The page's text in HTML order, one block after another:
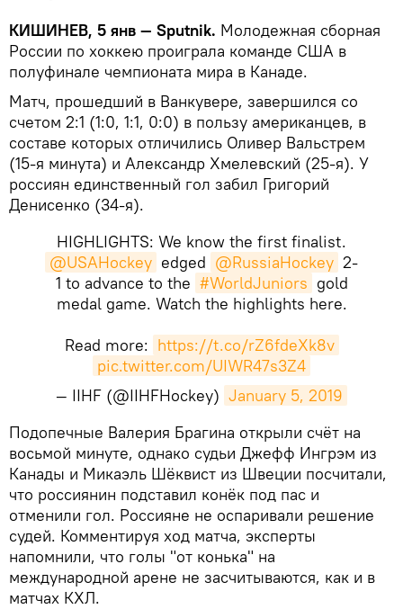
КИШИНЕВ, 5 янв — Sputnik. Молодежная сборная
России по хоккею проиграла команде США в
полуфинале чемпионата мира в Канаде.
Матч, прошедший в Ванкувере, завершился со
счетом 2:1 (1:0, 1:1, 0:0) в пользу американцев, в
составе которых отличились Оливер Вальстрем
(15-я минута) и Александр Хмелевский (25-я). У
россиян единственный гол забил Григорий
Денисенко (34-я).
HIGHLIGHTS: We know the first finalist.
@USAHockey edged @RussiaHockey 2-
1 to advance to the #WorldJuniors gold
medal game. Watch the highlights here.
Read more: https://t.co/rZ6fdeXk8v
pic.twitter.com/UIWR47s3Z4
— IIHF (@IIHFHockey) January 5, 2019
​Подопечные Валерия Брагина открыли счёт на
восьмой минуте, однако судьи Джефф Ингрэм из
Канады и Микаэль Шёквист из Швеции посчитали,
что россиянин подставил конёк под пас и
отменили гол. Россияне не оспаривали решение
судей. Комментируя ход матча, эксперты
напомнили, что голы "от конька" на
международной арене не засчитываются, как и в
матчах КХЛ.